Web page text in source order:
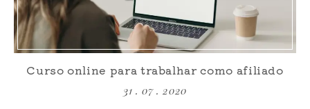
Curso online para trabalhar como afiliado
31 . 07 . 2020